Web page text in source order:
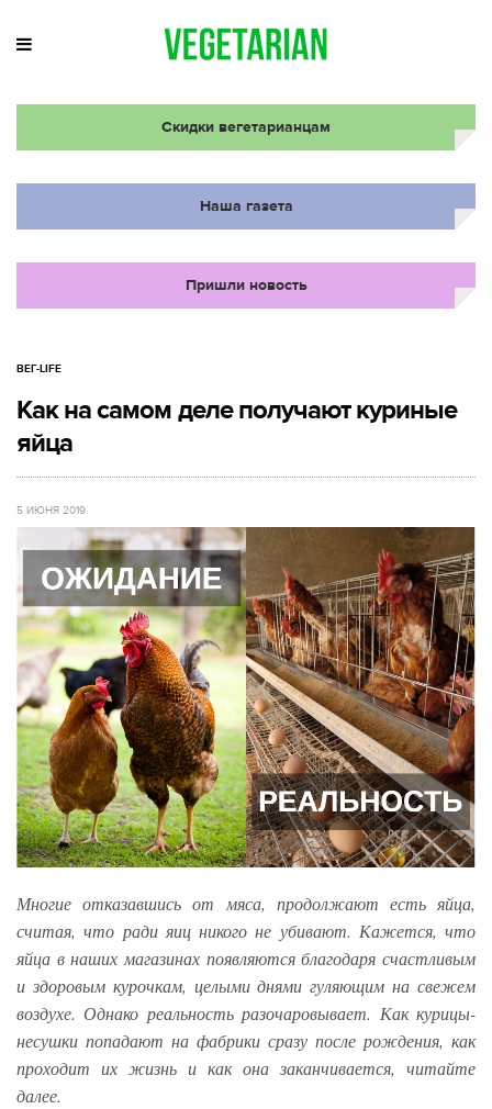
Скидки вегетарианцам
Наша газета
Пришли новость
ВЕГ-LIFE
Как на самом деле получают куриные
яйца
5 ИЮНЯ 2019
Многие отказавшись от мяса, продолжают есть яйца,
считая, что ради яиц никого не убивают. Кажется, что
яйца в наших магазинах появляются благодаря счастливым
и здоровым курочкам, целыми днями гуляющим на свежем
воздухе. Однако реальность разочаровывает. Как курицы-
несушки попадают на фабрики сразу после рождения, как
проходит их жизнь и как она заканчивается, читайте
далее.